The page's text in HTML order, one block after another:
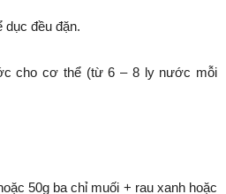
dục đều đặn.
cho cơ thể (từ 6 – 8 ly nước mỗi
50g ba chỉ muối + rau xanh hoặc